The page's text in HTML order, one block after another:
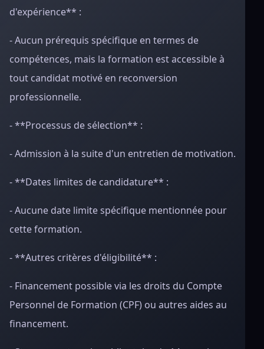
d'expérience** :
- Aucun prérequis spécifique en termes de
compétences, mais la formation est accessible à
tout candidat motivé en reconversion
professionnelle.
- **Processus de sélection** :
- Admission à la suite d'un entretien de motivation.
- **Dates limites de candidature** :
- Aucune date limite spécifique mentionnée pour
cette formation.
- **Autres critères d'éligibilité** :
- Financement possible via les droits du Compte
Personnel de Formation (CPF) ou autres aides au
financement.